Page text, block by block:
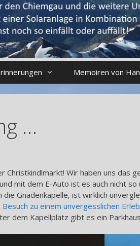
Memoiren von
…
Christkindlmarkt! Wir haben uns das
mit dem E-Auto ist es auch nicht so
Gnadenkapelle, ist wirklich
zu einem unvergesslichen
dem Kapellplatz gibt es ein